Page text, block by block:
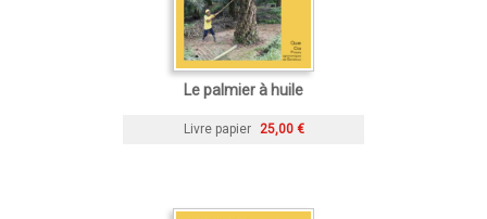
Le palmier à huile
Livre papier 25,00 €